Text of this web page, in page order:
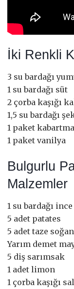
İki Renkli
3 su bardağı
1 su bardağı süt
2 çorba kaşığı
1,5 su bardağı
1 paket
1 paket vanilya
Bulgurlu
Malzemler
1 su bardağı
5 adet patates
5 adet taze soğan
Yarım demet
5 diş sarımsak
1 adet limon
1 çorba kaşığı